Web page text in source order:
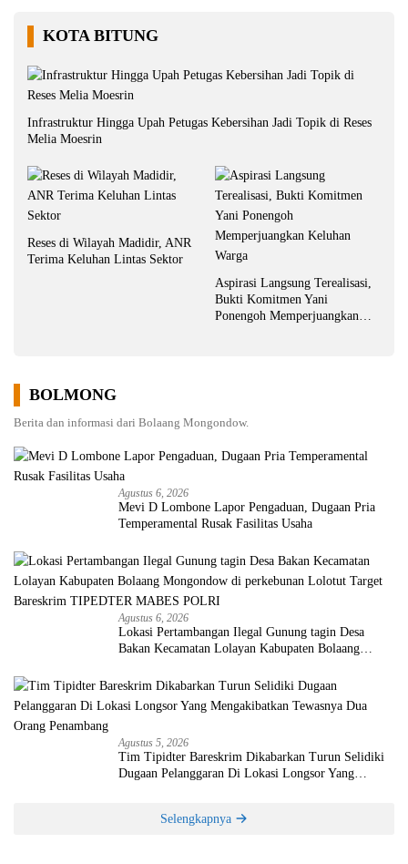
KOTA BITUNG
Infrastruktur Hingga Upah Petugas Kebersihan Jadi Topik di Reses
Melia Moesrin
Reses di Wilayah Madidir, ANR
Terima Keluhan Lintas Sektor
Aspirasi Langsung Terealisasi,
Bukti Komitmen Yani
Ponengoh Memperjuangkan
BOLMONG
Berita dan informasi dari Bolaang Mongondow.
Agustus 6, 2026
Mevi D Lombone Lapor Pengaduan, Dugaan Pria
Temperamental Rusak Fasilitas Usaha
Agustus 6, 2026
Lokasi Pertambangan Ilegal Gunung tagin Desa
Bakan Kecamatan Lolayan Kabupaten Bolaang
TIPEDTER MABES POLRI
Agustus 5, 2026
Tim Tipidter Bareskrim Dikabarkan Turun Selidiki
Dugaan Pelanggaran Di Lokasi Longsor Yang
Selengkapnya